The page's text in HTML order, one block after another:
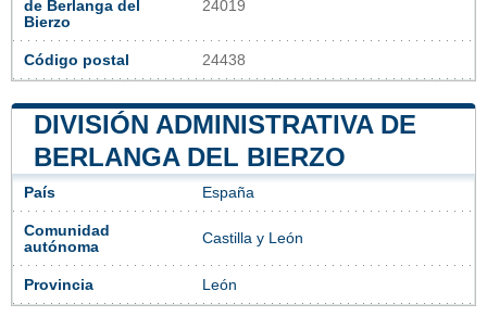
de Berlanga del
Bierzo
24019
Código postal 24438
DIVISIÓN ADMINISTRATIVA DE
BERLANGA DEL BIERZO
País España
Comunidad
autónoma
Castilla y León
Provincia León